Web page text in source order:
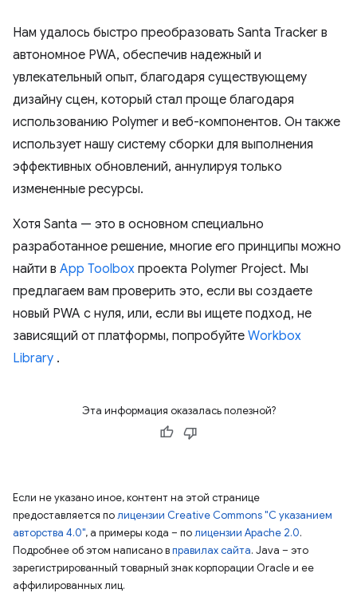
Нам удалось быстро преобразовать Santa Tracker в
автономное PWA, обеспечив надежный и
увлекательный опыт, благодаря существующему
дизайну сцен, который стал проще благодаря
использованию Polymer и веб-компонентов. Он также
использует нашу систему сборки для выполнения
эффективных обновлений, аннулируя только
измененные ресурсы.
Хотя Santa — это в основном специально
разработанное решение, многие его принципы можно
найти в App Toolbox проекта Polymer Project. Мы
предлагаем вам проверить это, если вы создаете
новый PWA с нуля, или, если вы ищете подход, не
зависящий от платформы, попробуйте Workbox
Library .
Эта информация оказалась полезной?
Если не указано иное, контент на этой странице
предоставляется полицензии Creative Commons "С указанием
авторства 4.0", а примеры кода – полицензии Apache 2.0.
Подробнее об этом написано вправилах сайта. Java – это
зарегистрированный товарный знак корпорации Oracle и ее
аффилированных лиц.